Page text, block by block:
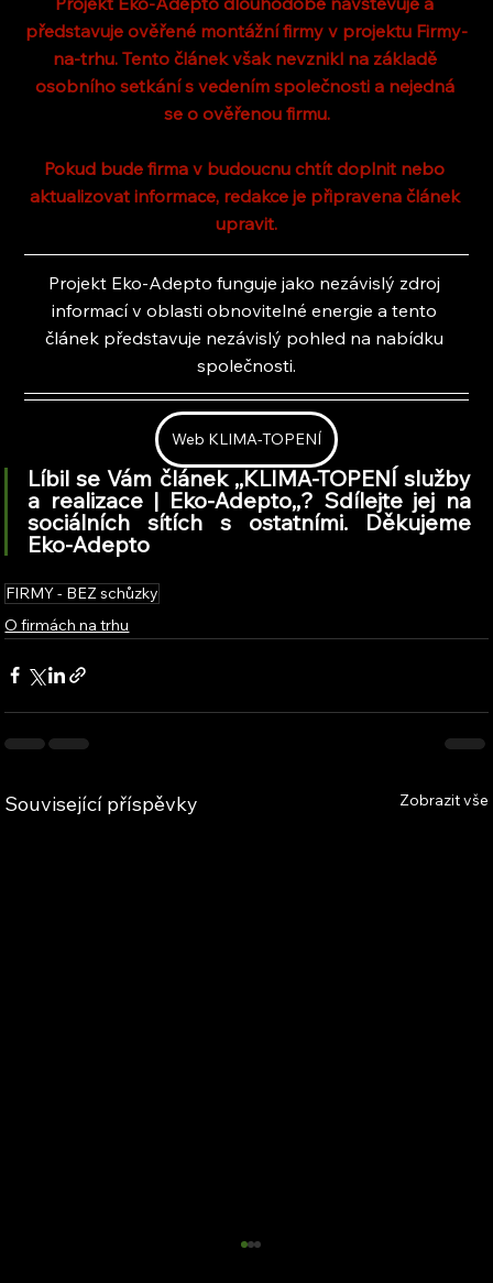
představuje ověřené montážní firmy v projektu Firmy-
na-trhu. Tento článek však nevznikl na základě
osobního setkání s vedením společnosti a nejedná
se o ověřenou firmu.
Pokud bude firma v budoucnu chtít doplnit nebo
aktualizovat informace, redakce je připravena článek
upravit.
Projekt Eko-Adepto funguje jako nezávislý zdroj
informací v oblasti obnovitelné energie a tento
článek představuje nezávislý pohled na nabídku
společnosti.
Web KLIMA-TOPENÍ
Líbil se Vám článek ,,KLIMA-TOPENÍ služby
a realizace | Eko-Adepto,,? Sdílejte jej na
sociálních sítích s ostatními. Děkujeme
Eko-Adepto
FIRMY - BEZ schůzky
O firmách na trhu
Související příspěvky Zobrazit vše